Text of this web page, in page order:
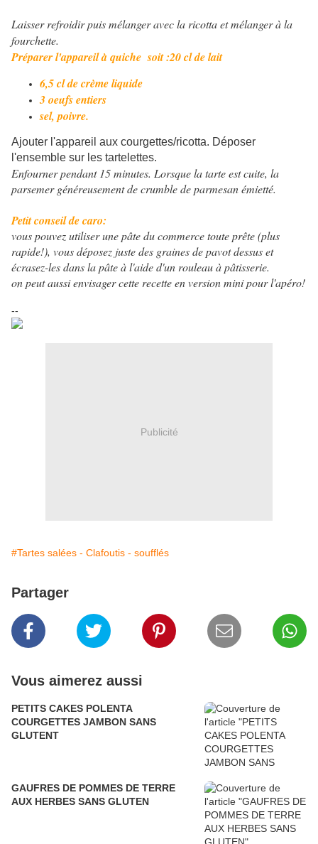
Laisser refroidir puis mélanger avec la ricotta et mélanger à la
fourchette.
Préparer l'appareil à quiche soit :20 cl de lait
6,5 cl de crème liquide
3 oeufs entiers
sel, poivre.
Ajouter l'appareil aux courgettes/ricotta. Déposer
l'ensemble sur les tartelettes.
Enfourner pendant 15 minutes. Lorsque la tarte est cuite, la
parsemer généreusement de crumble de parmesan émietté.
Petit conseil de caro:
vous pouvez utiliser une pâte du commerce toute prête (plus
rapide!), vous déposez juste des graines de pavot dessus et
écrasez-les dans la pâte à l'aide d'un rouleau à pâtisserie.
on peut aussi envisager cette recette en version mini pour l'apéro!
--
Publicité
#Tartes salées - Clafoutis - soufflés
Partager
Vous aimerez aussi
PETITS CAKES POLENTA
COURGETTES JAMBON SANS
GLUTENT
GAUFRES DE POMMES DE TERRE
AUX HERBES SANS GLUTEN